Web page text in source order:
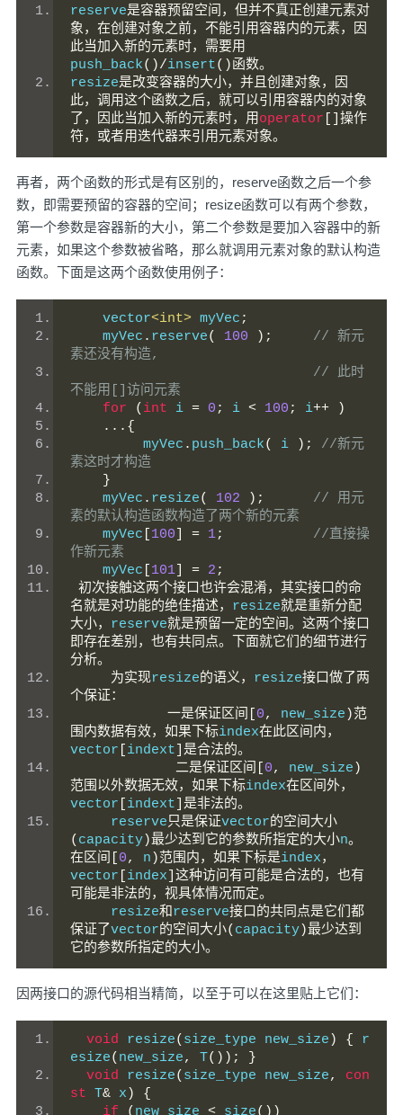
reserve是容器预留空间，但并不真正创建元素对
象，在创建对象之前，不能引用容器内的元素，因
此当加入新的元素时，需要用
push_back()/insert()函数。
resize是改变容器的大小，并且创建对象，因
此，调用这个函数之后，就可以引用容器内的对象
了，因此当加入新的元素时，用operator []操作
符，或者用迭代器来引用元素对象。
再者，两个函数的形式是有区别的，reserve函数之后一个参
数，即需要预留的容器的空间；resize函数可以有两个参数，
第一个参数是容器新的大小，第二个参数是要加入容器中的新
元素，如果这个参数被省略，那么就调用元素对象的默认构造
函数。下面是这两个函数使用例子：
vector<int> myVec ;
myVec . reserve( 100 );
// 新元
素还没有构造,
// 此时
不能用[]访问元素
for
( int i = 0 ; i < 100 ; i++
)
...{
myVec . push_back( i );
//新元
素这时才构造
}
myVec . resize( 102 );
// 用元
素的默认构造函数构造了两个新的元素
myVec
100 = 1;
//直接操
作新元素
myVec
101 = 2 ;
初次接触这两个接口也许会混淆，其实接口的命
名就是对功能的绝佳描述， resize就是重新分配
大小， reserve就是预留一定的空间。这两个接口
即存在差别，也有共同点。下面就它们的细节进行
分析。
为实现resize的语义， resize接口做了两
个保证：
一是保证区间[ 0, new_size )范
围内数据有效，如果下标index在此区间内，
vector
indext ]是合法的。
二是保证区间[ 0, new_size )
范围以外数据无效，如果下标index在区间外，
vector
indext ]是非法的。
reserve只是保证vector的空间大小
( capacity)最少达到它的参数所指定的大小n。
在区间[ 0, n )范围内，如果下标是index，
vector
index ]这种访问有可能是合法的，也有
可能是非法的，视具体情况而定。
resize和reserve接口的共同点是它们都
保证了vector的空间大小( capacity)最少达到
它的参数所指定的大小。
因两接口的源代码相当精简，以至于可以在这里贴上它们：
void resize( size_type new_size ) {
r
esize( new_size, T());
}
void resize( size_type new_size,
con
st T& x )
{
if
( new_size < size())